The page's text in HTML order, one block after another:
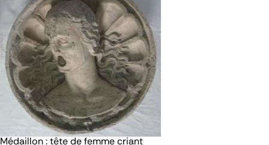
Médaillon : tête de femme criant